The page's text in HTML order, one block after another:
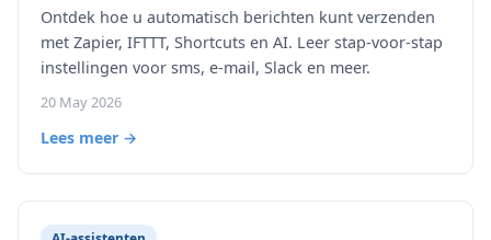
Ontdek hoe u automatisch berichten kunt verzenden
met Zapier, IFTTT, Shortcuts en AI. Leer stap-voor-stap
instellingen voor sms, e-mail, Slack en meer.
20 May 2026
Lees meer →